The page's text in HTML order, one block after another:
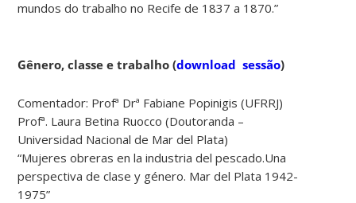
mundos do trabalho no Recife de 1837 a 1870.”
Gênero, classe e trabalho(download sessão)
Comentador: Profª Drª Fabiane Popinigis (UFRRJ)
Profª. Laura Betina Ruocco (Doutoranda –
Universidad Nacional de Mar del Plata)
“Mujeres obreras en la industria del pescado.Una
perspectiva de clase y género. Mar del Plata 1942-
1975”